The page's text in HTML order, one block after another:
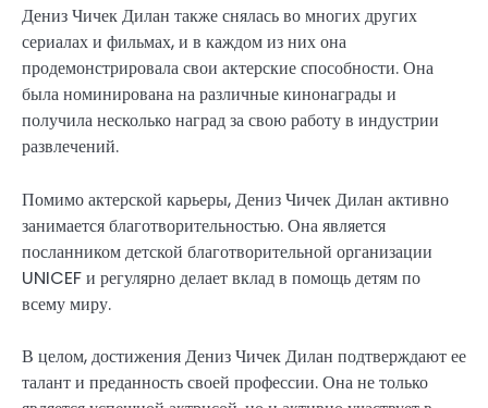
Дениз Чичек Дилан также снялась во многих других
сериалах и фильмах, и в каждом из них она
продемонстрировала свои актерские способности. Она
была номинирована на различные кинонаграды и
получила несколько наград за свою работу в индустрии
развлечений.
Помимо актерской карьеры, Дениз Чичек Дилан активно
занимается благотворительностью. Она является
посланником детской благотворительной организации
UNICEF и регулярно делает вклад в помощь детям по
всему миру.
В целом, достижения Дениз Чичек Дилан подтверждают ее
талант и преданность своей профессии. Она не только